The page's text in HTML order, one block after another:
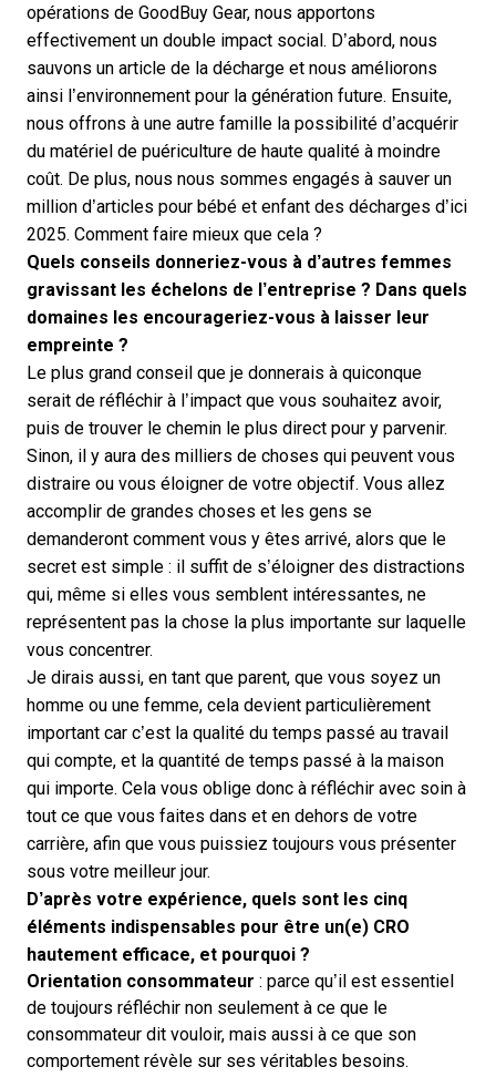
opérations de GoodBuy Gear, nous apportons
effectivement un double impact social. D’abord, nous
sauvons un article de la décharge et nous améliorons
ainsi l’environnement pour la génération future. Ensuite,
nous offrons à une autre famille la possibilité d’acquérir
du matériel de puériculture de haute qualité à moindre
coût. De plus, nous nous sommes engagés à sauver un
million d’articles pour bébé et enfant des décharges d’ici
2025. Comment faire mieux que cela ?
Quels conseils donneriez-vous à d’autres femmes
gravissant les échelons de l’entreprise ? Dans quels
domaines les encourageriez-vous à laisser leur
empreinte ?
Le plus grand conseil que je donnerais à quiconque
serait de réfléchir à l’impact que vous souhaitez avoir,
puis de trouver le chemin le plus direct pour y parvenir.
Sinon, il y aura des milliers de choses qui peuvent vous
distraire ou vous éloigner de votre objectif. Vous allez
accomplir de grandes choses et les gens se
demanderont comment vous y êtes arrivé, alors que le
secret est simple : il suffit de s’éloigner des distractions
qui, même si elles vous semblent intéressantes, ne
représentent pas la chose la plus importante sur laquelle
vous concentrer.
Je dirais aussi, en tant que parent, que vous soyez un
homme ou une femme, cela devient particulièrement
important car c’est la qualité du temps passé au travail
qui compte, et la quantité de temps passé à la maison
qui importe. Cela vous oblige donc à réfléchir avec soin à
tout ce que vous faites dans et en dehors de votre
carrière, afin que vous puissiez toujours vous présenter
sous votre meilleur jour.
D’après votre expérience, quels sont les cinq
éléments indispensables pour être un(e) CRO
hautement efficace, et pourquoi ?
Orientation consommateur : parce qu’il est essentiel
de toujours réfléchir non seulement à ce que le
consommateur dit vouloir, mais aussi à ce que son
comportement révèle sur ses véritables besoins.